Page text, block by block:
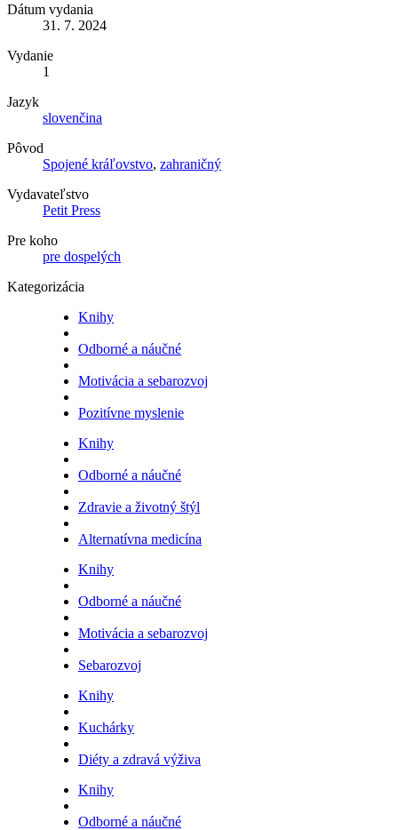
Dátum vydania
31. 7. 2024
Vydanie
1
Jazyk
slovenčina
Pôvod
Spojené kráľovstvo, zahraničný
Vydavateľstvo
Petit Press
Pre koho
pre dospelých
Kategorizácia
Knihy
Odborné a náučné
Motivácia a sebarozvoj
Pozitívne myslenie
Knihy
Odborné a náučné
Zdravie a životný štýl
Alternatívna medicína
Knihy
Odborné a náučné
Motivácia a sebarozvoj
Sebarozvoj
Knihy
Kuchárky
Diéty a zdravá výživa
Knihy
Odborné a náučné